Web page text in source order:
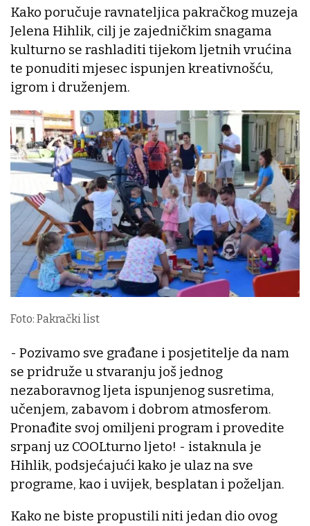
Kako poručuje ravnateljica pakračkog muzeja
Jelena Hihlik, cilj je zajedničkim snagama
kulturno se rashladiti tijekom ljetnih vrućina
te ponuditi mjesec ispunjen kreativnošću,
igrom i druženjem.
Foto: Pakrački list
- Pozivamo sve građane i posjetitelje da nam
se pridruže u stvaranju još jednog
nezaboravnog ljeta ispunjenog susretima,
učenjem, zabavom i dobrom atmosferom.
Pronađite svoj omiljeni program i provedite
srpanj uz COOLturno ljeto! - istaknula je
Hihlik, podsjećajući kako je ulaz na sve
programe, kao i uvijek, besplatan i poželjan.
Kako ne biste propustili niti jedan dio ovog